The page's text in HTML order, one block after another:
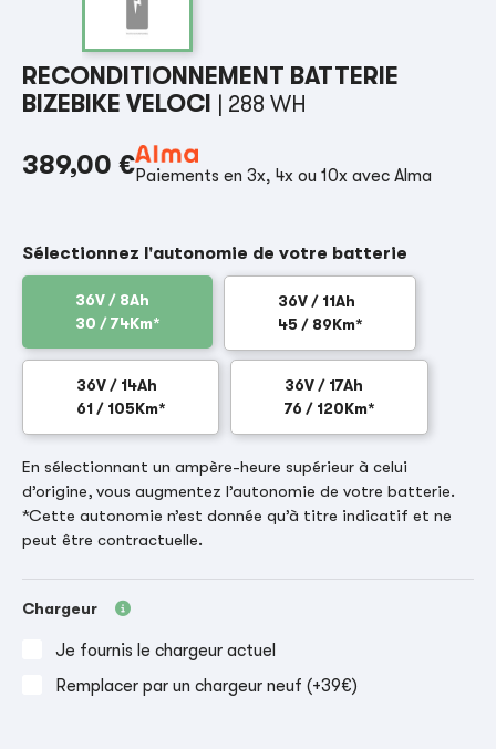
RECONDITIONNEMENT BATTERIE
BIZEBIKE VELOCI
| 288 WH
389,00 €Paiements en 3x, 4x ou 10x avec Alma
Sélectionnez l'autonomie de votre batterie
36V / 8Ah
30 / 74Km*
36V / 11Ah
45 / 89Km*
36V / 14Ah
61 / 105Km*
36V / 17Ah
76 / 120Km*
En sélectionnant un ampère-heure supérieur à celui
d’origine, vous augmentez l’autonomie de votre batterie.
*Cette autonomie n’est donnée qu’à titre indicatif et ne
peut être contractuelle.
Chargeur
Je fournis le chargeur actuel
Remplacer par un chargeur neuf (+39€)